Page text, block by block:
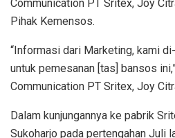
Communication PT Sritex, Joy
Pihak Kemensos.
“Informasi dari Marketing, kami
untuk pemesanan [tas] bansos
Communication PT Sritex, Joy
Dalam kunjungannya ke pabrik
Sukoharjo pada pertengahan Juli